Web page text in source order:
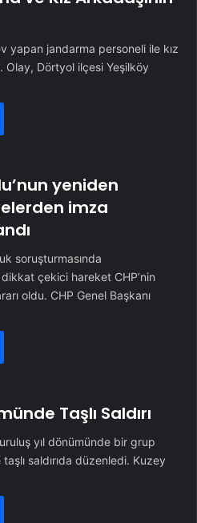
yapan jandarma personeli ile kız
Olay, Dörtyol ilçesi Yeşilköy
yeniden
imza
soruşturmasında
çekici hareket CHP’nin
oldu. CHP Genel Başkanı
Taşlı Saldırı
yıl dönümünde bir grup
taşlı saldırıda düzenledi. Kuzey